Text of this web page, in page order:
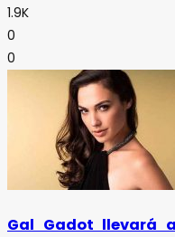
1.9K
0
0
Gal Gadot llevará